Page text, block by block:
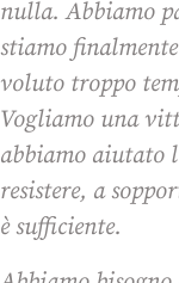
nulla. Abbiamo
stiamo
voluto troppo
Vogliamo una
abbiamo aiutato
resistere, a
è sufficiente.